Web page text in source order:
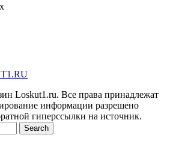
Loskut1.ru. Все права принадлежат
информации разрешено
гиперссылки на источник.
Search